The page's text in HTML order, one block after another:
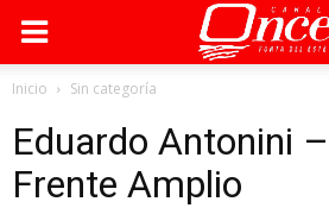
Inicio Sin categoría
Eduardo Antonini
Frente Amplio